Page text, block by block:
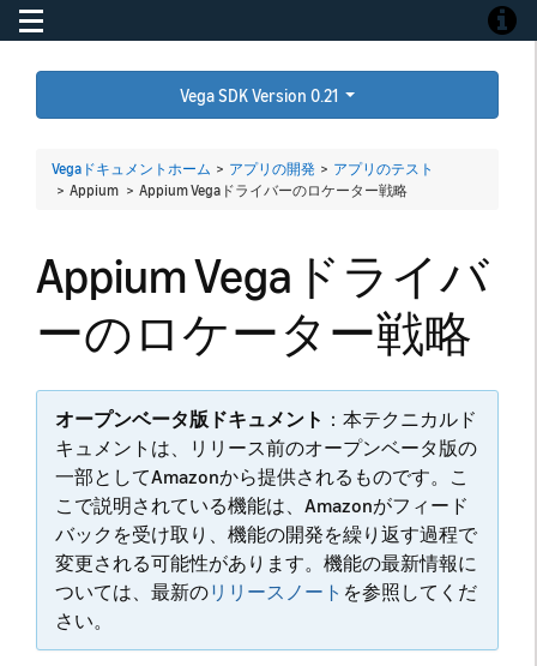
Toggle navigation
Vega SDK Version 0.21
Vegaドキュメントホーム > アプリの開発 > アプリのテスト
> Appium > Appium Vegaドライバーのロケーター戦略
Appium Vegaドライバ
ーのロケーター戦略
オープンベータ版ドキュメント ：本テクニカルド
キュメントは、リリース前のオープンベータ版の
一部としてAmazonから提供されるものです。こ
こで説明されている機能は、Amazonがフィード
バックを受け取り、機能の開発を繰り返す過程で
変更される可能性があります。機能の最新情報に
ついては、最新のリリースノート を参照してくだ
さい。